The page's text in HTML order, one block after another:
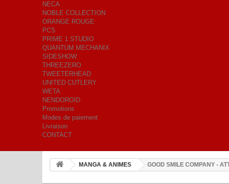
NECA
NOBLE COLLECTION
ORANGE ROUGE
PCS
PRIME 1 STUDIO
QUANTUM MECHANIX
SIDESHOW
THREEZERO
TWEETERHEAD
UNITED CUTLERY
WETA
NENDOROID
Promotions
Modes de paiement
Livraison
CONTACT
MANGA & ANIMES GOOD SMILE COMPANY -